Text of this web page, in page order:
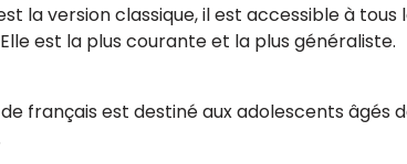
la version classique, il est accessible à
est la plus courante et la plus généraliste.
français est destiné aux adolescents âgés